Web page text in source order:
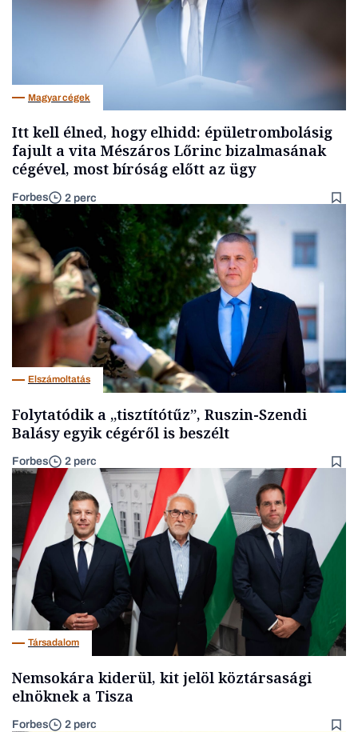
Magyar cégek
Itt kell élned, hogy elhidd: épületrombolásig
fajult a vita Mészáros Lőrinc bizalmasának
cégével, most bíróság előtt az ügy
Forbes 2 perc
Elszámoltatás
Folytatódik a „tisztítótűz”, Ruszin-Szendi
Balásy egyik cégéről is beszélt
Forbes 2 perc
Társadalom
Nemsokára kiderül, kit jelöl köztársasági
elnöknek a Tisza
Forbes 2 perc